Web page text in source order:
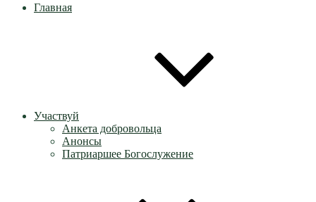
Главная
Участвуй
Анкета добровольца
Анонсы
Патриаршее Богослужение